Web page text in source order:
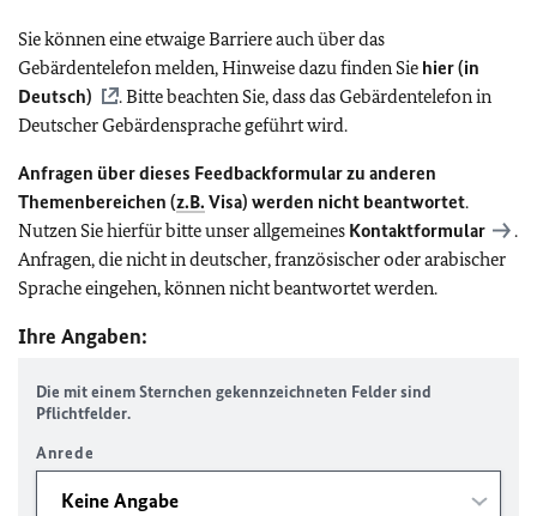
Sie können eine etwaige Barriere auch über das
Gebärdentelefon melden, Hinweise dazu finden Sie hier (in
Deutsch)
. Bitte beachten Sie, dass das Gebärdentelefon in
Deutscher Gebärdensprache geführt wird.
Anfragen über dieses Feedbackformular zu anderen
Themenbereichen (z.B. Visa) werden nicht beantwortet.
Nutzen Sie hierfür bitte unser allgemeines Kontaktformular
.
Anfragen, die nicht in deutscher, französischer oder arabischer
Sprache eingehen, können nicht beantwortet werden.
Ihre Angaben:
Die mit einem Sternchen gekennzeichneten Felder sind
Pflichtfelder.
Anrede